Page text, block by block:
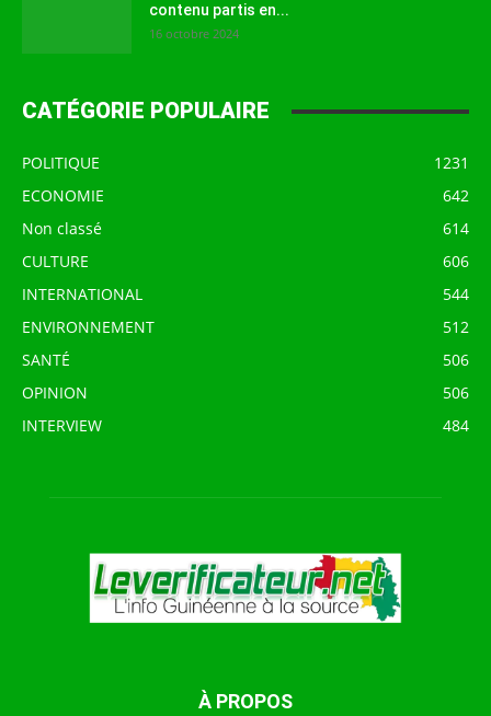
contenu partis en...
16 octobre 2024
CATÉGORIE POPULAIRE
POLITIQUE
1231
ECONOMIE
642
Non classé
614
CULTURE
606
INTERNATIONAL
544
ENVIRONNEMENT
512
SANTÉ
506
OPINION
506
INTERVIEW
484
À PROPOS